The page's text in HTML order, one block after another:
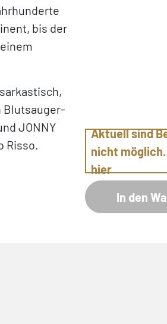
bis der
Blutsauger-
JONNY
Risso.
Aktuell sind
nicht
hier
In den